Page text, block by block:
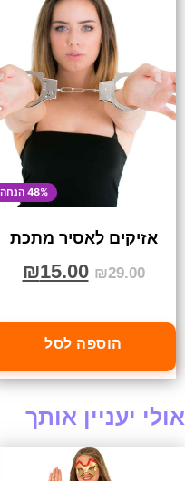
48% הנחה
אזיקים לאסיר מתכת
₪29.00
₪15.00
הוספה לסל
אולי יעניין אותך